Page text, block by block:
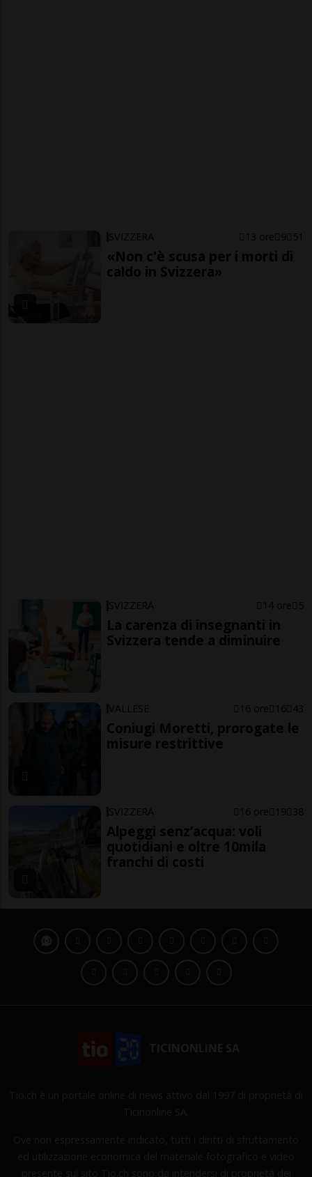
SVIZZERA 13 ore 9 51
«Non c'è scusa per i morti di
caldo in Svizzera»
SVIZZERA 14 ore 5
La carenza di insegnanti in
Svizzera tende a diminuire
VALLESE 16 ore 16 43
Coniugi Moretti, prorogate le
misure restrittive
SVIZZERA 16 ore 19 38
Alpeggi senz’acqua: voli
quotidiani e oltre 10mila
franchi di costi